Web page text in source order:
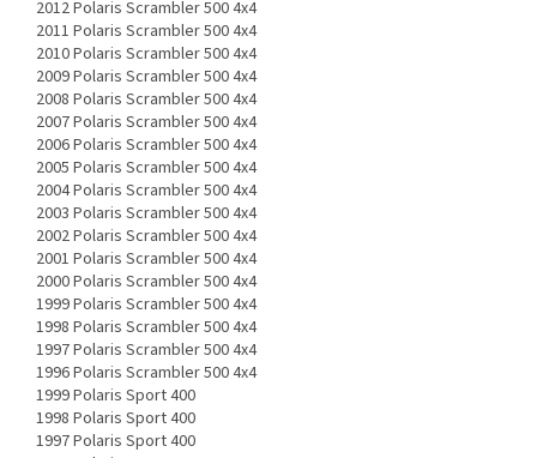
2012 Polaris Scrambler 500 4x4
2011 Polaris Scrambler 500 4x4
2010 Polaris Scrambler 500 4x4
2009 Polaris Scrambler 500 4x4
2008 Polaris Scrambler 500 4x4
2007 Polaris Scrambler 500 4x4
2006 Polaris Scrambler 500 4x4
2005 Polaris Scrambler 500 4x4
2004 Polaris Scrambler 500 4x4
2003 Polaris Scrambler 500 4x4
2002 Polaris Scrambler 500 4x4
2001 Polaris Scrambler 500 4x4
2000 Polaris Scrambler 500 4x4
1999 Polaris Scrambler 500 4x4
1998 Polaris Scrambler 500 4x4
1997 Polaris Scrambler 500 4x4
1996 Polaris Scrambler 500 4x4
1999 Polaris Sport 400
1998 Polaris Sport 400
1997 Polaris Sport 400